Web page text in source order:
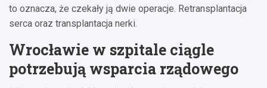
to oznacza, że czekały ją dwie operacje. Retransplantacja
serca oraz transplantacja nerki.
Wrocławie w szpitale ciągle
potrzebują wsparcia rządowego